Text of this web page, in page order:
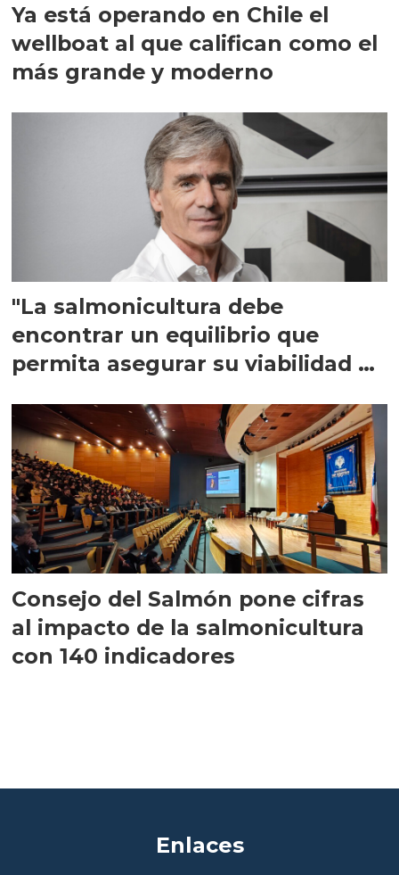
Ya está operando en Chile el
wellboat al que califican como el
más grande y moderno
"La salmonicultura debe
encontrar un equilibrio que
permita asegurar su viabilidad de
Consejo del Salmón pone cifras
al impacto de la salmonicultura
con 140 indicadores
Enlaces